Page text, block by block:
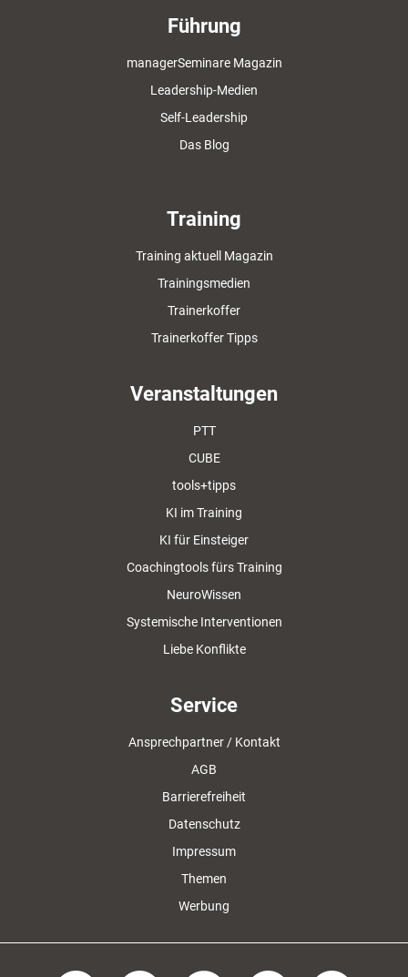
Führung
managerSeminare Magazin
Leadership-Medien
Self-Leadership
Das Blog
Training
Training aktuell Magazin
Trainingsmedien
Trainerkoffer
Trainerkoffer Tipps
Veranstaltungen
PTT
CUBE
tools+tipps
KI im Training
KI für Einsteiger
Coachingtools fürs Training
NeuroWissen
Systemische Interventionen
Liebe Konflikte
Service
Ansprechpartner / Kontakt
AGB
Barrierefreiheit
Datenschutz
Impressum
Themen
Werbung